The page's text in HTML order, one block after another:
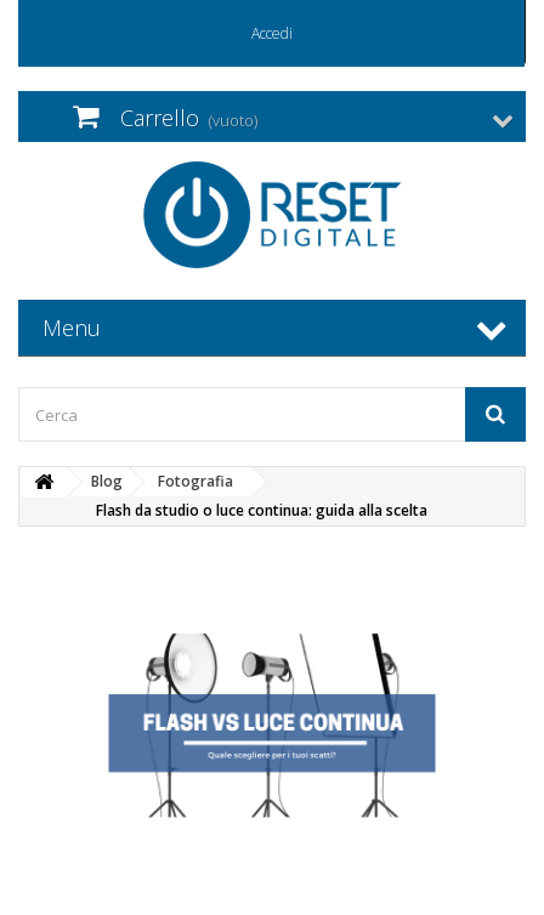
Accedi
Carrello (vuoto)
Menu
Blog
Fotografia
Flash da studio o luce continua: guida alla scelta